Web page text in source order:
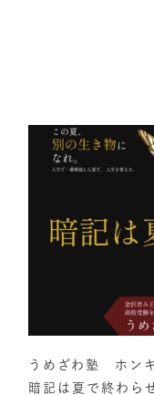
うめざわ塾 ホン
暗記は夏で終わら